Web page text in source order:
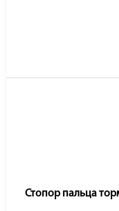
Стопор пальца